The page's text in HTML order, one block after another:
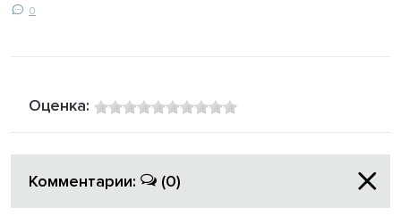
0
Оценка:
Комментарии: (0)